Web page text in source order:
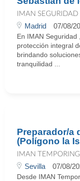
IMAN SEGURIDAD
Madrid 07/08/
En IMAN
protección integral
brindando
tranquilidad ...
Preparador/a
(Polígono la
IMAN TEMPORING
Sevilla 07/08/
Desde IMAN